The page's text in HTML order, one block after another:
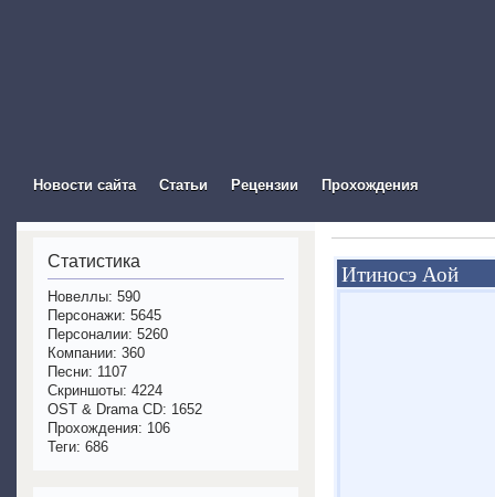
Новости сайта Статьи Рецензии Прохождения
Итиносэ Аой
Статистика
Новеллы: 590
Персонажи: 5645
Персоналии: 5260
Компании: 360
Песни: 1107
Скриншоты: 4224
OST & Drama CD: 1652
Прохождения: 106
Теги: 686